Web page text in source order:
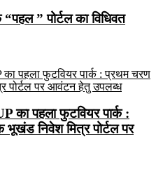
” पोर्टल का विधिवत
का पहला फुटवियर पार्क :
निवेश मित्र पोर्टल पर